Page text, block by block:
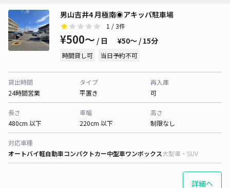
男山吉井4 月極南◉アキッパ駐車場
1 / 3件
¥500〜 / 日 ¥50〜 / 15分
時間貸し可 当日予約不可
貸出時間
24時間営業
タイプ
平置き
再入庫
可
長さ
480cm 以下
車幅
220cm 以下
高さ
制限なし
対応車種
オートバイ軽自動車コンパクトカー中型車ワンボックス大型車・SUV
詳細へ